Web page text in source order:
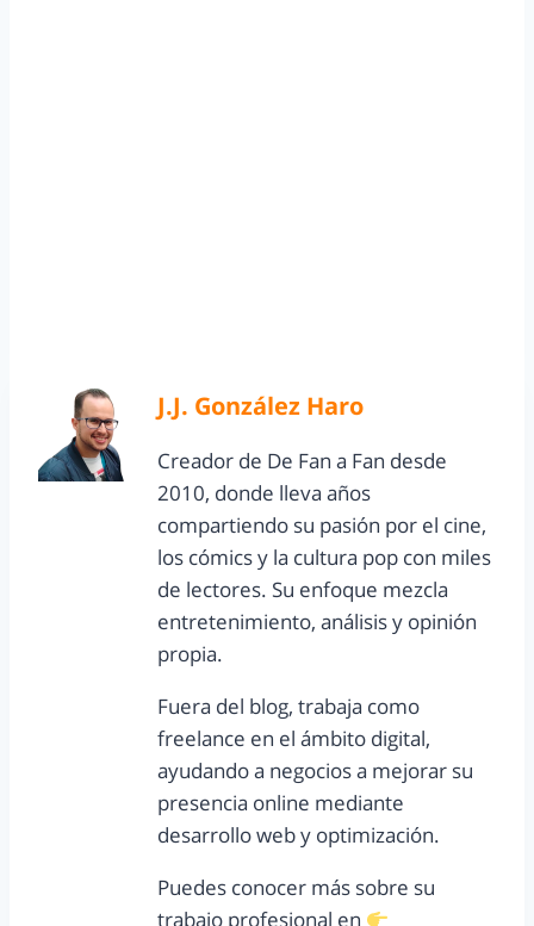
J.J. González Haro
Creador de De Fan a Fan desde
2010, donde lleva años
compartiendo su pasión por el cine,
los cómics y la cultura pop con miles
de lectores. Su enfoque mezcla
entretenimiento, análisis y opinión
propia.
Fuera del blog, trabaja como
freelance en el ámbito digital,
ayudando a negocios a mejorar su
presencia online mediante
desarrollo web y optimización.
Puedes conocer más sobre su
trabajo profesional en